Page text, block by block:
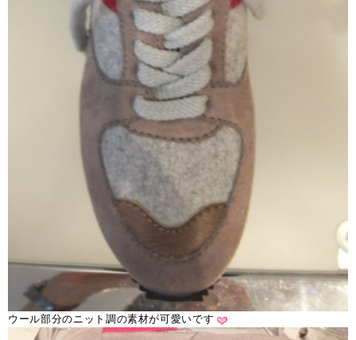
ウール部分のニット調の素材が可愛いです